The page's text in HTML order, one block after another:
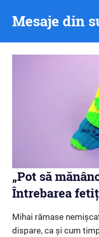
Mesaje din
„Pot să
Întrebarea
Mihai rămase
dispare, ca și cum